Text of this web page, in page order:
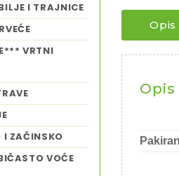
I TRAJNICE
VRTNI
I ZAČINSKO
VOĆE
Opis
Opis